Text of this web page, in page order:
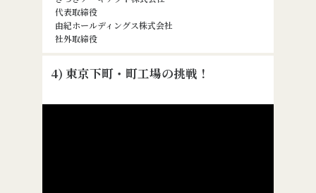
代表取締役
由紀ホールディングス株式会社
社外取締役
4) 東京下町・町工場の挑戦！